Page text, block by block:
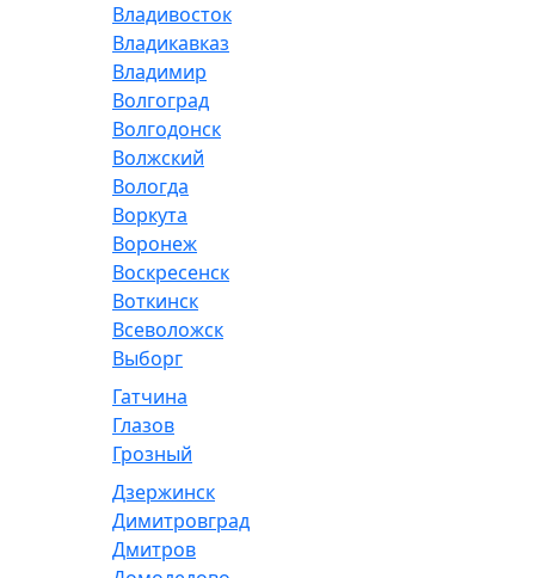
Владивосток
Владикавказ
Владимир
Волгоград
Волгодонск
Волжский
Вологда
Воркута
Воронеж
Воскресенск
Воткинск
Всеволожск
Выборг
Гатчина
Глазов
Грозный
Дзержинск
Димитровград
Дмитров